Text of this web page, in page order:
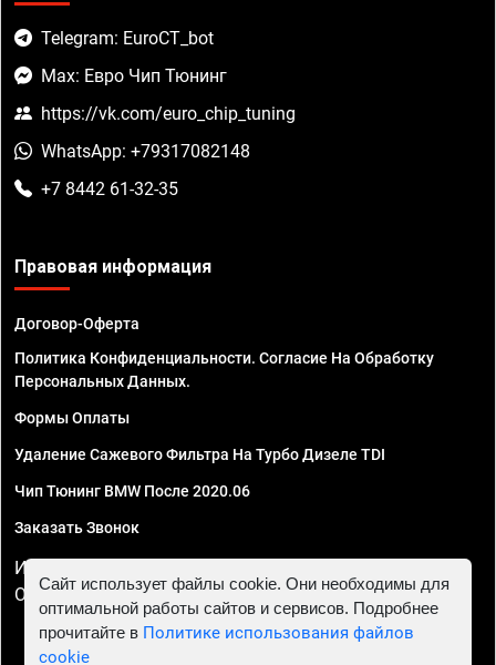
Telegram: EuroCT_bot
Max: Евро Чип Тюнинг
https://vk.com/euro_chip_tuning
WhatsApp: +79317082148
+7 8442 61-32-35
Правовая информация
Договор-Оферта
Политика Конфиденциальности. Согласие На Обработку
Персональных Данных.
Формы Оплаты
Удаление Сажевого Фильтра На Турбо Дизеле TDI
Чип Тюнинг BMW После 2020.06
Заказать Звонок
ИП Смирнов Георгий Павлович. ИНН 781302555843,
ОГРНИП 324470400032610
Сайт использует файлы cookie. Они необходимы для
оптимальной работы сайтов и сервисов. Подробнее
прочитайте в Политике использования файлов
cookie